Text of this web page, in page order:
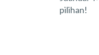
pilihan!